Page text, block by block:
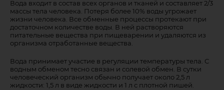
Вода входит в состав всех органов и тканей и составляет 2/3
массы тела человека. Потеря более 10% воды угрожает
жизни человека. Все обменные процессы протекают при
достаточном количестве воды. В ней растворяются
питательные вещества при пищеварении и удаляются из
организма отработанные вещества.
Вода принимает участие в регуляции температуры тела. С
водным обменом тесно связан и солевой обмен. В сутки
человеческий организм обычно получает около 2,5 л
жидкости: 1,5 л в виде жидкости и 1 л с плотной пишей.